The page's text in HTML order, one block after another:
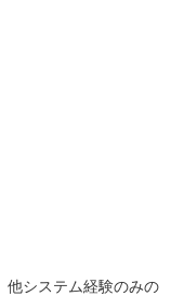
他システム経験のみの